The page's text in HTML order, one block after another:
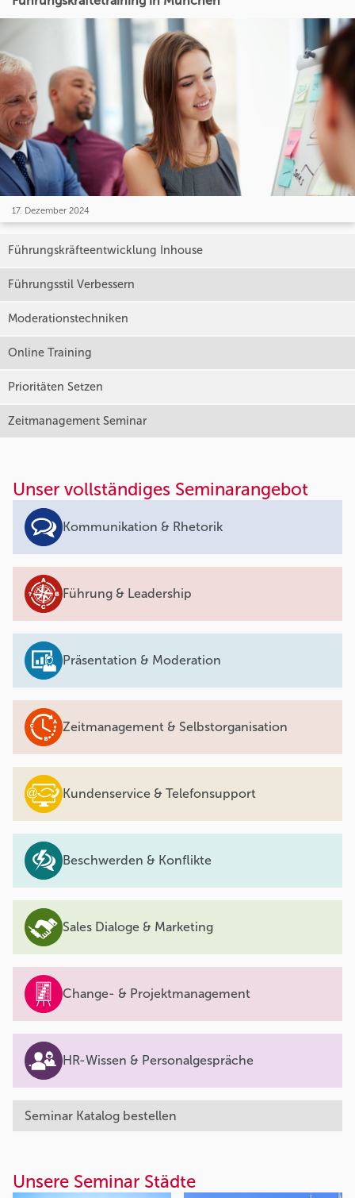
17. Dezember 2024
Führungskräfteentwicklung Inhouse
Führungsstil Verbessern
Moderationstechniken
Online Training
Prioritäten Setzen
Zeitmanagement Seminar
Unser vollständiges Seminarangebot
Kommunikation & Rhetorik
Führung & Leadership
Präsentation & Moderation
Zeitmanagement & Selbstorganisation
Kundenservice & Telefonsupport
Beschwerden & Konflikte
Sales Dialoge & Marketing
Change- & Projektmanagement
HR-Wissen & Personalgespräche
Seminar Katalog bestellen
Unsere Seminar Städte